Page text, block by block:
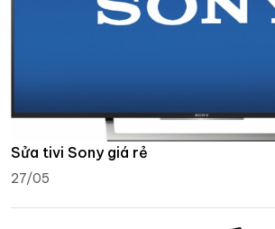
Sửa tivi Sony giá rẻ
27/05